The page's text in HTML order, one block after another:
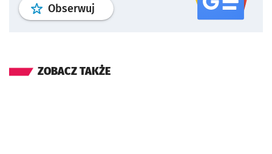
Obserwuj profil serwisu
ZOBACZ TAKŻE